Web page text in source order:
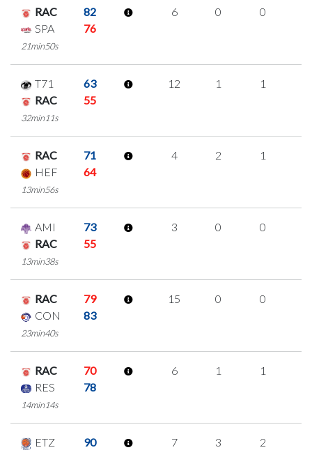
RAC
82
SPA
76
21min50s
6 0 0
T71
63
RAC
55
32min11s
12 1 1
RAC
71
HEF
64
13min56s
4 2 1
AMI
73
RAC
55
13min38s
3 0 0
RAC
79
CON
83
23min40s
15 0 0
RAC
70
RES
78
14min14s
6 1 1
ETZ
90
7 3 2